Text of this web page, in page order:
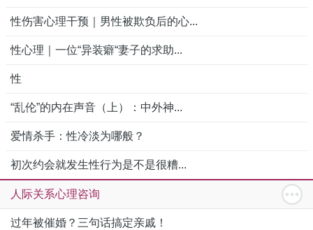
性伤害心理干预｜男性被欺负后的心...
性心理｜一位“异装癖“妻子的求助...
性
“乱伦”的内在声音（上）：中外神...
爱情杀手：性冷淡为哪般？
初次约会就发生性行为是不是很糟...
人际关系心理咨询
过年被催婚？三句话搞定亲戚！